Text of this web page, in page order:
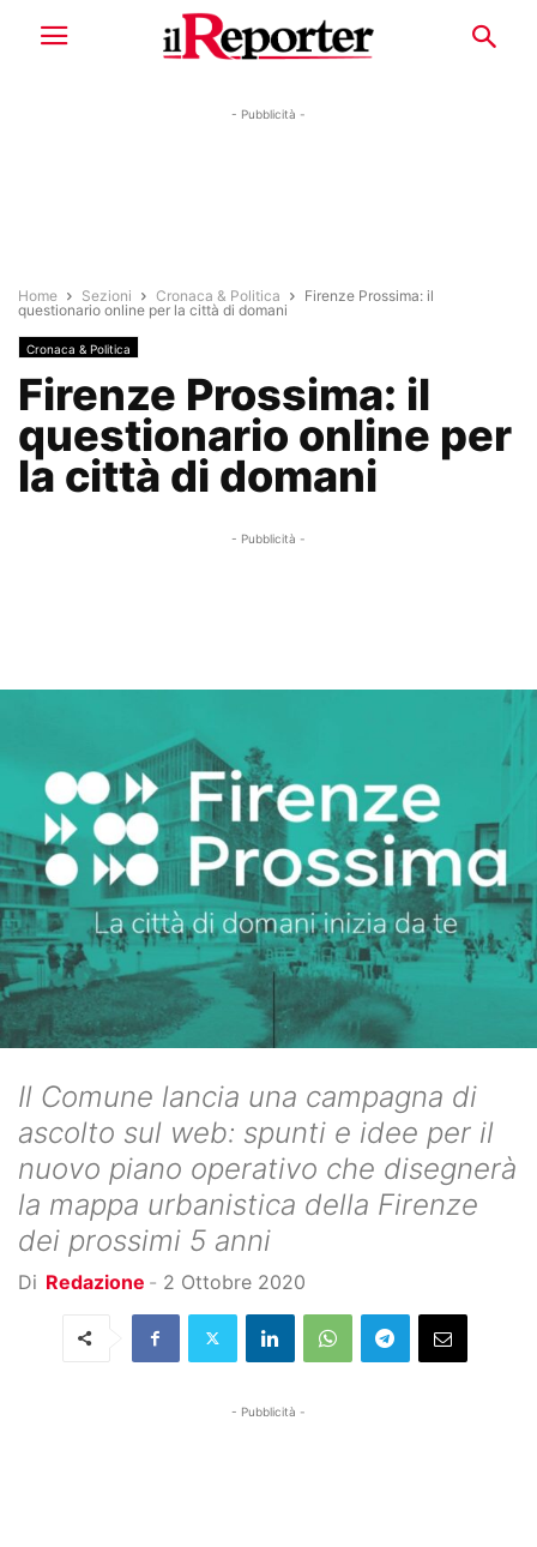
- Pubblicità -
Home Sezioni Cronaca & Politica
Firenze Prossima: il
questionario online per la città di domani
Cronaca & Politica
Firenze Prossima: il
questionario online per
la città di domani
- Pubblicità -
Il Comune lancia una campagna di
ascolto sul web: spunti e idee per il
nuovo piano operativo che disegnerà
la mappa urbanistica della Firenze
dei prossimi 5 anni
Di Redazione - 2 Ottobre 2020
- Pubblicità -